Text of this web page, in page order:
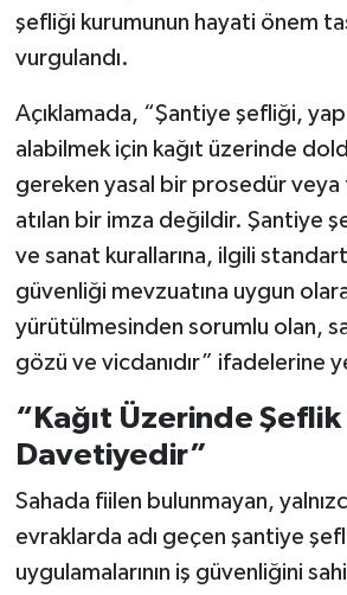
şefliği kurumunun hayati önem
vurgulandı.
Açıklamada, “Şantiye şefliği,
alabilmek için kağıt üzerinde
gereken yasal bir prosedür veya
atılan bir imza değildir. Şantiye
ve sanat kurallarına, ilgili
güvenliği mevzuatına uygun
yürütülmesinden sorumlu olan,
gözü ve vicdanıdır” ifadelerine
“Kağıt Üzerinde
Davetiyedir”
Sahada fiilen bulunmayan,
evraklarda adı geçen şantiye
uygulamalarının iş güvenliğini